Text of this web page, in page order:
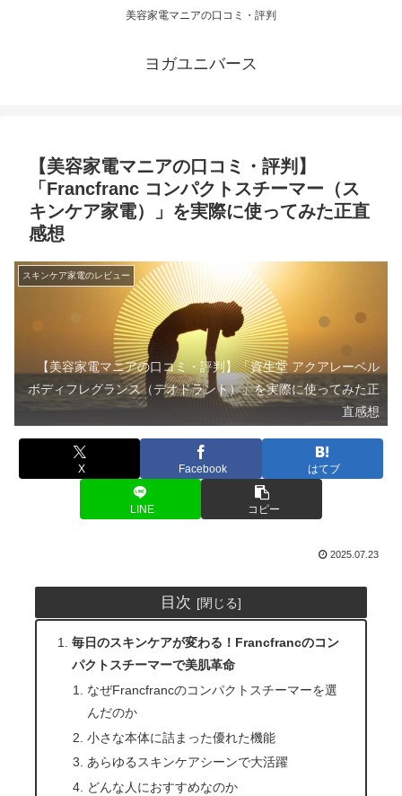
美容家電マニアの口コミ・評判
ヨガユニバース
【美容家電マニアの口コミ・評判】
「Francfranc コンパクトスチーマー（ス
キンケア家電）」を実際に使ってみた正直
感想
スキンケア家電のレビュー
【美容家電マニアの口コミ・評判】「資生堂 アクアレーベル
ボディフレグランス（デオドラント）」を実際に使ってみた正
直感想
X Facebook はてブ
LINE コピー
2025.07.23
目次
毎日のスキンケアが変わる！Francfrancのコン
パクトスチーマーで美肌革命
なぜFrancfrancのコンパクトスチーマーを選
んだのか
小さな本体に詰まった優れた機能
あらゆるスキンケアシーンで大活躍
どんな人におすすめなのか